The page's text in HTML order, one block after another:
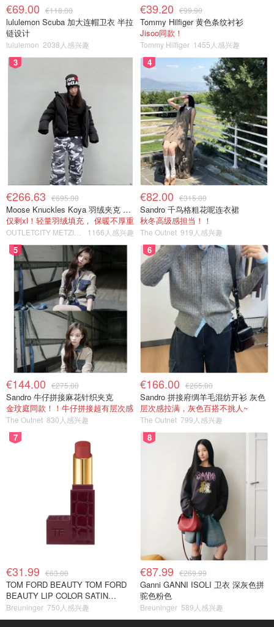
€69.00 €118.00
lululemon Scuba 加大连帽卫衣 半拉
链设计
lululemon 2038人感兴趣
€39.20 €99.90
Tommy Hilfiger 黄色条纹衬衫
Jisoo同款！
Tommy Hilfiger 1455人感兴趣
3
€266.63 €695.00
Moose Knuckles Koya 羽绒夹克 黑色
仅剩xl！轻量羽绒填充， 保暖不厚重
1166人感兴趣
4
€82.00 €315.00
Sandro 千鸟格粗花呢连衣裙
秋冬高级感担当！！
The Outnet 919人感兴趣
5
€144.00 €275.00
Sandro 牛仔拼接麻花针织夹克
金玟庭同款！！牛仔拼接超有层次感
The Outnet 830人感兴趣
6
€166.00 €265.00
Sandro 拼接府绸羊毛混纺开衫 灰色
层次感拉满，灰色百搭不挑人~
The Outnet 799人感兴趣
7
€31.99 €63.00
TOM FORD BEAUTY TOM FORD
BEAUTY LIP COLOR SATIN
MATTE 裸玫瑰口红
Breuninger 750人感兴趣
8
€87.99 €269.99
Ganni GANNI ISOLI 卫衣 深灰色拼
驼色粉色
Breuninger 589人感兴趣